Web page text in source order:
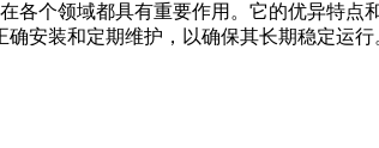
各个领域都具有重要作用。它的优异特
安装和定期维护，以确保其长期稳定运行